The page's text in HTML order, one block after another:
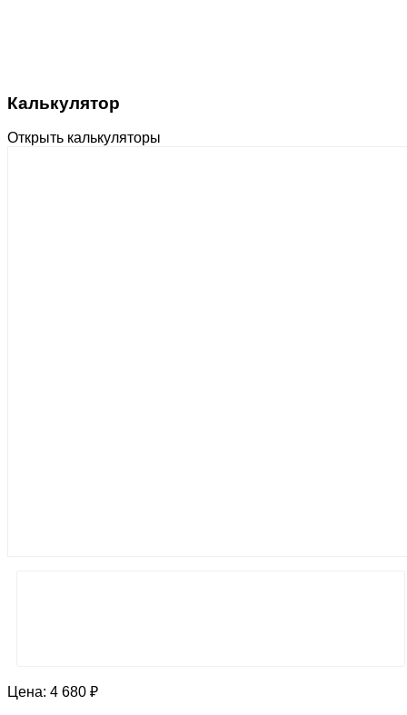
Калькулятор
Открыть калькуляторы
Цена: 4 680 ₽